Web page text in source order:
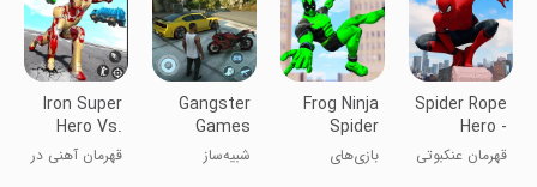
Spider Rope
Hero -
Gangster
New York
قهرمان عنکبوتی
Frog Ninja
Spider
superhero
games:
بازی‌های
Gangster
Games
Crime
Simulator
شبیه‌ساز
Iron Super
Hero Vs.
City Gangs
قهرمان آهنی در